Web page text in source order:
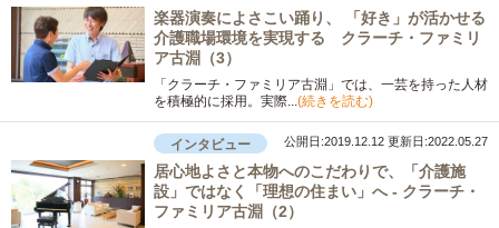
楽器演奏によさこい踊り、 「好き」が活かせる
介護職場環境を実現する クラーチ・ファミリ
ア古淵（3）
「クラーチ・ファミリア古淵」では、一芸を持った人材
を積極的に採用。実際...(続きを読む)
インタビュー 公開日:2019.12.12 更新日:2022.05.27
居心地よさと本物へのこだわりで、「介護施
設」ではなく「理想の住まい」へ - クラーチ・
ファミリア古淵（2）